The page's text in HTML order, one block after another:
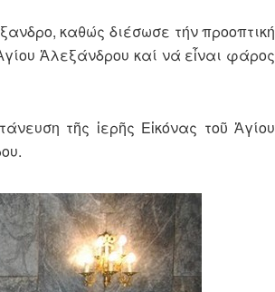
καθώς διέσωσε τήν προοπτική
Ἀλεξάνδρου καί νά εἶναι φάρος
τῆς ἱερῆς Εἰκόνας τοῦ Ἁγίου